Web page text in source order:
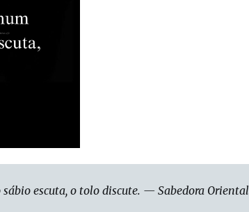
escuta, o tolo discute. — Sabedora Oriental